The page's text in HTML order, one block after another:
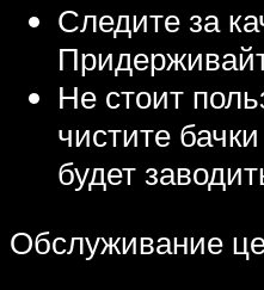
Следите за
Не стоит
чистите
будет
Обслуживание